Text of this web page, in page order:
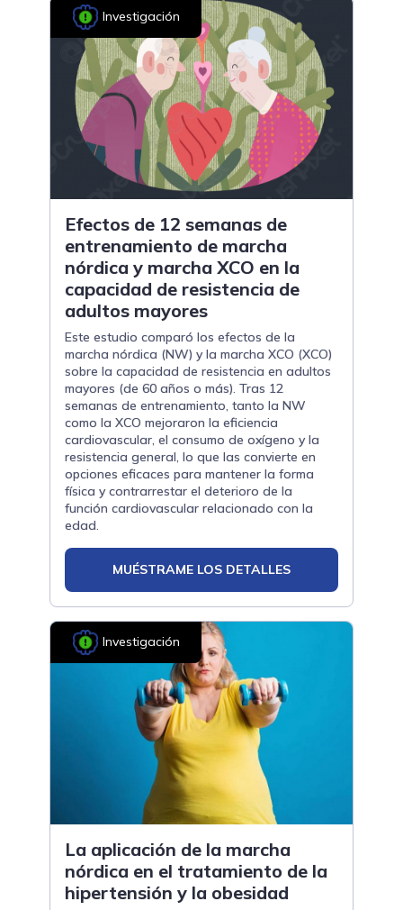
Investigación
Efectos de 12 semanas de
entrenamiento de marcha
nórdica y marcha XCO en la
capacidad de resistencia de
adultos mayores
Este estudio comparó los efectos de la
marcha nórdica (NW) y la marcha XCO (XCO)
sobre la capacidad de resistencia en adultos
mayores (de 60 años o más). Tras 12
semanas de entrenamiento, tanto la NW
como la XCO mejoraron la eficiencia
cardiovascular, el consumo de oxígeno y la
resistencia general, lo que las convierte en
opciones eficaces para mantener la forma
física y contrarrestar el deterioro de la
función cardiovascular relacionado con la
edad.
MUÉSTRAME LOS DETALLES
Investigación
La aplicación de la marcha
nórdica en el tratamiento de la
hipertensión y la obesidad